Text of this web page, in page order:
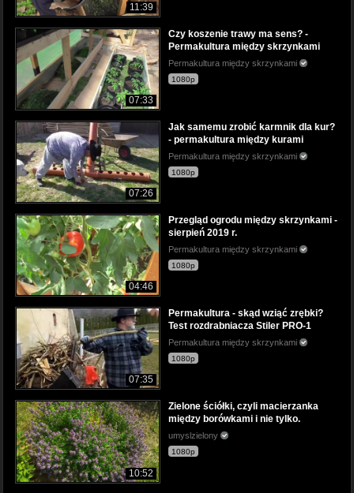
11:39
07:33
Czy koszenie trawy ma sens? -
Permakultura między skrzynkami
Permakultura między skrzynkami
1080p
07:26
Jak samemu zrobić karmnik dla kur?
- permakultura między kurami
Permakultura między skrzynkami
1080p
04:46
Przegląd ogrodu między skrzynkami -
sierpień 2019 r.
Permakultura między skrzynkami
1080p
07:35
Permakultura - skąd wziąć zrębki?
Test rozdrabniacza Stiler PRO-1
Permakultura między skrzynkami
1080p
10:52
Zielone ściółki, czyli macierzanka
między borówkami i nie tylko.
umyslzielony
1080p